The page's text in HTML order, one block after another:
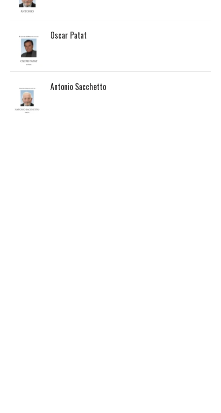
Oscar Patat
Antonio Sacchetto